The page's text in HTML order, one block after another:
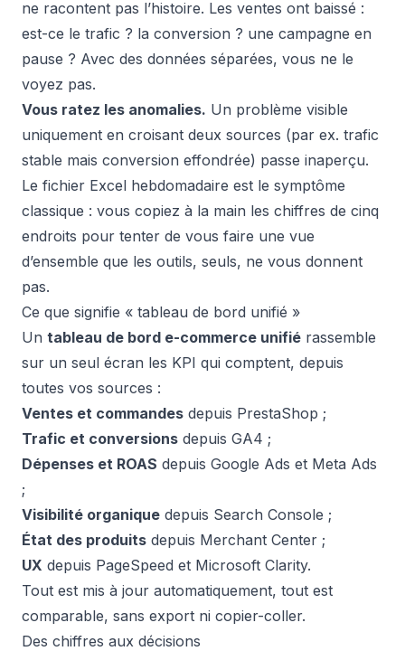
ne racontent pas l’histoire. Les ventes ont baissé :
est-ce le trafic ? la conversion ? une campagne en
pause ? Avec des données séparées, vous ne le
voyez pas.
Vous ratez les anomalies. Un problème visible
uniquement en croisant deux sources (par ex. trafic
stable mais conversion effondrée) passe inaperçu.
Le fichier Excel hebdomadaire est le symptôme
classique : vous copiez à la main les chiffres de cinq
endroits pour tenter de vous faire une vue
d’ensemble que les outils, seuls, ne vous donnent
pas.
Ce que signifie « tableau de bord unifié »
Un tableau de bord e-commerce unifié rassemble
sur un seul écran les KPI qui comptent, depuis
toutes vos sources :
Ventes et commandes depuis PrestaShop ;
Trafic et conversions depuis GA4 ;
Dépenses et ROAS depuis Google Ads et Meta Ads
;
Visibilité organique depuis Search Console ;
État des produits depuis Merchant Center ;
UX depuis PageSpeed et Microsoft Clarity.
Tout est mis à jour automatiquement, tout est
comparable, sans export ni copier-coller.
Des chiffres aux décisions